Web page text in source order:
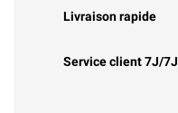
Livraison rapide
Service client 7J/7J